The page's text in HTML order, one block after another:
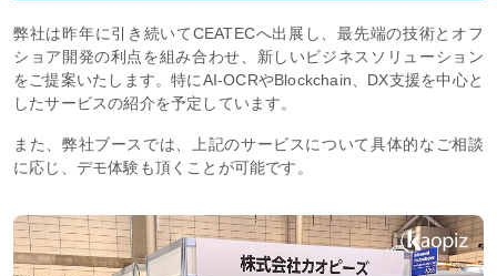
弊社は昨年に引き続いてCEATECへ出展し、最先端の技術とオフ
ショア開発の利点を組み合わせ、新しいビジネスソリューション
をご提案いたします。特にAI-OCRやBlockchain、DX支援を中心と
したサービスの紹介を予定しています。
また、弊社ブースでは、上記のサービスについて具体的なご相談
に応じ、デモ体験も頂くことが可能です。